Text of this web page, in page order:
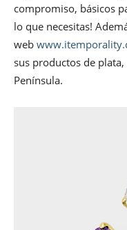
compromiso, básicos
lo que necesitas!
web
sus productos de
Península.